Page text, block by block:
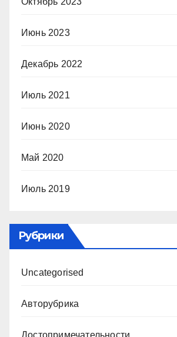
Июнь 2023
Декабрь 2022
Июль 2021
Июнь 2020
Май 2020
Июль 2019
Рубрики
Uncategorised
Авторубрика
Достопримечательности